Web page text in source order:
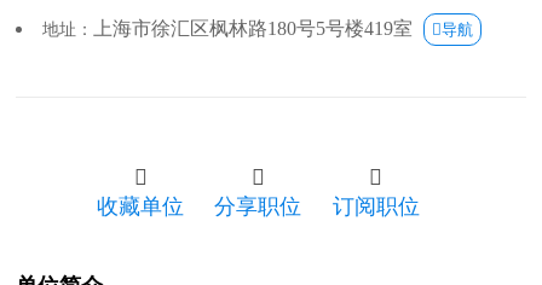
地址： 上海市徐汇区枫林路180号5号楼419室 导航

收藏单位

分享职位

订阅职位